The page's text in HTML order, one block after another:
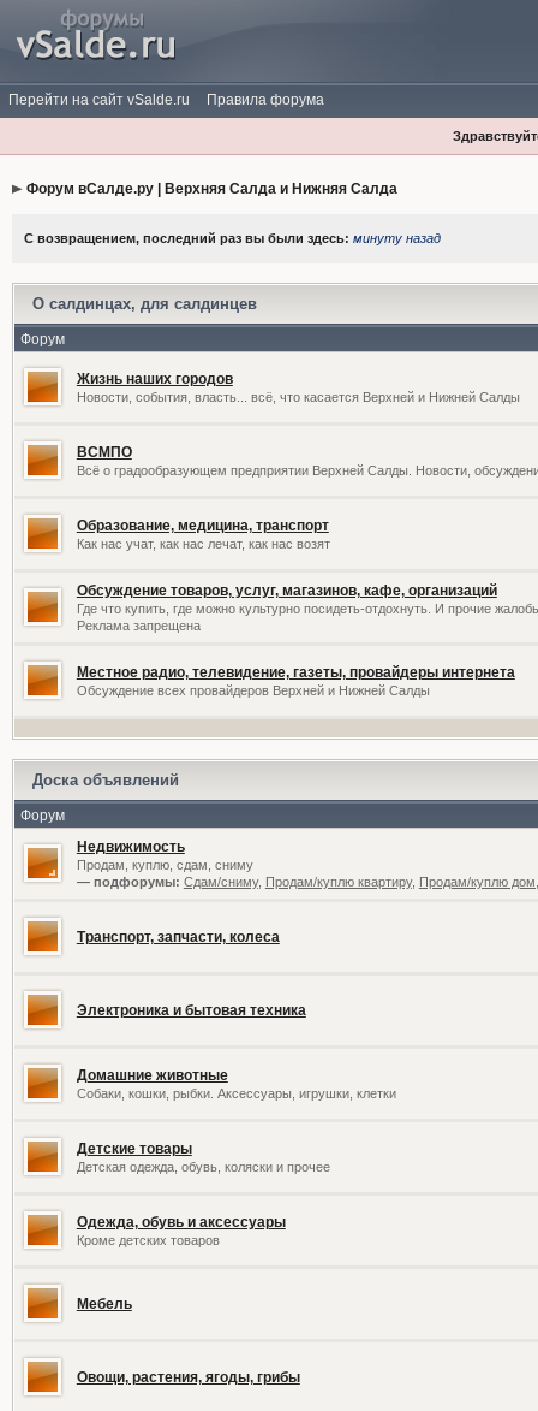
Перейти на сайт vSalde.ru Правила форума
Форум вСалде.ру | Верхняя Салда и Нижняя Салда
С возвращением, последний раз вы были здесь: минуту назад
О салдинцах, для салдинцев
Форум
Жизнь наших городов
Новости, события, власть... всё, что касается Верхней и Нижней Салды
ВСМПО
Всё о градообразующем предприятии Верхней Салды. Новости,
Образование, медицина, транспорт
Как нас учат, как нас лечат, как нас возят
Обсуждение товаров, услуг, магазинов, кафе, организаций
Где что купить, где можно культурно посидеть-отдохнуть. И прочие
Реклама запрещена
Местное радио, телевидение, газеты, провайдеры интернета
Обсуждение всех провайдеров Верхней и Нижней Салды
Доска объявлений
Форум
Недвижимость
Продам, куплю, сдам, сниму
— подфорумы: Сдам/сниму, Продам/куплю квартиру, Продам/куплю
Транспорт, запчасти, колеса
Электроника и бытовая техника
Домашние животные
Собаки, кошки, рыбки. Аксессуары, игрушки, клетки
Детские товары
Детская одежда, обувь, коляски и прочее
Одежда, обувь и аксессуары
Кроме детских товаров
Мебель
Овощи, растения, ягоды, грибы